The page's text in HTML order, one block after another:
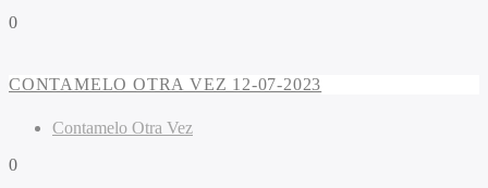
0
CONTAMELO OTRA VEZ 12-07-2023
Contamelo Otra Vez
0